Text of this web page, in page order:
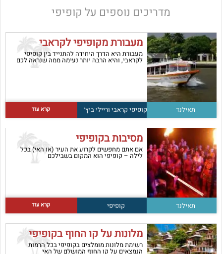
מדריכים נוספים על קופיפי
מעבורת מקופיפי לקראבי
מעבורת היא הדרך היחידה להתנייד בין קופיפי
לקראבי, והיא הרבה יותר נעימה ממה שנראה לכם
תאילנד קופיפי קראבי וריילי ביץ׳ קרא עוד
מסיבות בקופיפי
אם אתם מחפשים לקרוע את העיר (או האי) בכל
לילה – קופיפי הוא המקום בשבילכם
תאילנד קופיפי קרא עוד
מלונות על קו החוף בקופיפי
רשימת מלונות מומלצים בקופיפי בכל הרמות
הנמצאים על קו החוף המושלם של האי